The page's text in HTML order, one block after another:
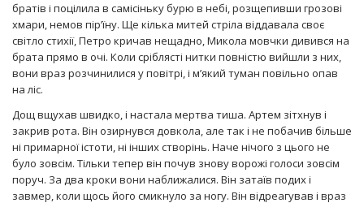
братів і поцілила в самісіньку бурю в небі, розщепивши грозові
хмари, немов пір’їну. Ще кілька митей стріла віддавала своє
світло стихії, Петро кричав нещадно, Микола мовчки дивився на
брата прямо в очі. Коли сріблясті нитки повністю вийшли з них,
вони враз розчинилися у повітрі, і м’який туман повільно опав
на ліс.
Дощ вщухав швидко, і настала мертва тиша. Артем зітхнув і
закрив рота. Він озирнувся довкола, але так і не побачив більше
ні примарної істоти, ні інших створінь. Наче нічого з цього не
було зовсім. Тільки тепер він почув знову ворожі голоси зовсім
поруч. За два кроки вони наближалися. Він затаїв подих і
завмер, коли щось його смикнуло за ногу. Він відреагував і враз